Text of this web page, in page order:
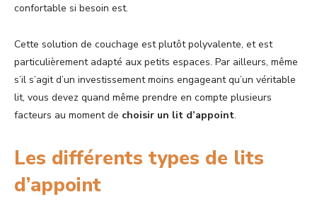
confortable si besoin est.
Cette solution de couchage est plutôt polyvalente, et est
particulièrement adapté aux petits espaces. Par ailleurs, même
s’il s’agit d’un investissement moins engageant qu’un véritable
lit, vous devez quand même prendre en compte plusieurs
facteurs au moment de choisir un lit d’appoint.
Les différents types de lits
d’appoint